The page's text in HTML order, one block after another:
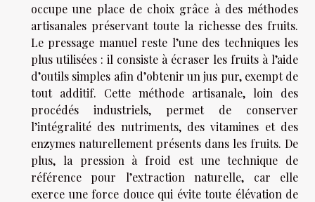
occupe une place de choix grâce à des méthodes
artisanales préservant toute la richesse des fruits.
Le pressage manuel reste l’une des techniques les
plus utilisées : il consiste à écraser les fruits à l’aide
d’outils simples afin d’obtenir un jus pur, exempt de
tout additif. Cette méthode artisanale, loin des
procédés industriels, permet de conserver
l’intégralité des nutriments, des vitamines et des
enzymes naturellement présents dans les fruits. De
plus, la pression à froid est une technique de
référence pour l’extraction naturelle, car elle
exerce une force douce qui évite toute élévation de